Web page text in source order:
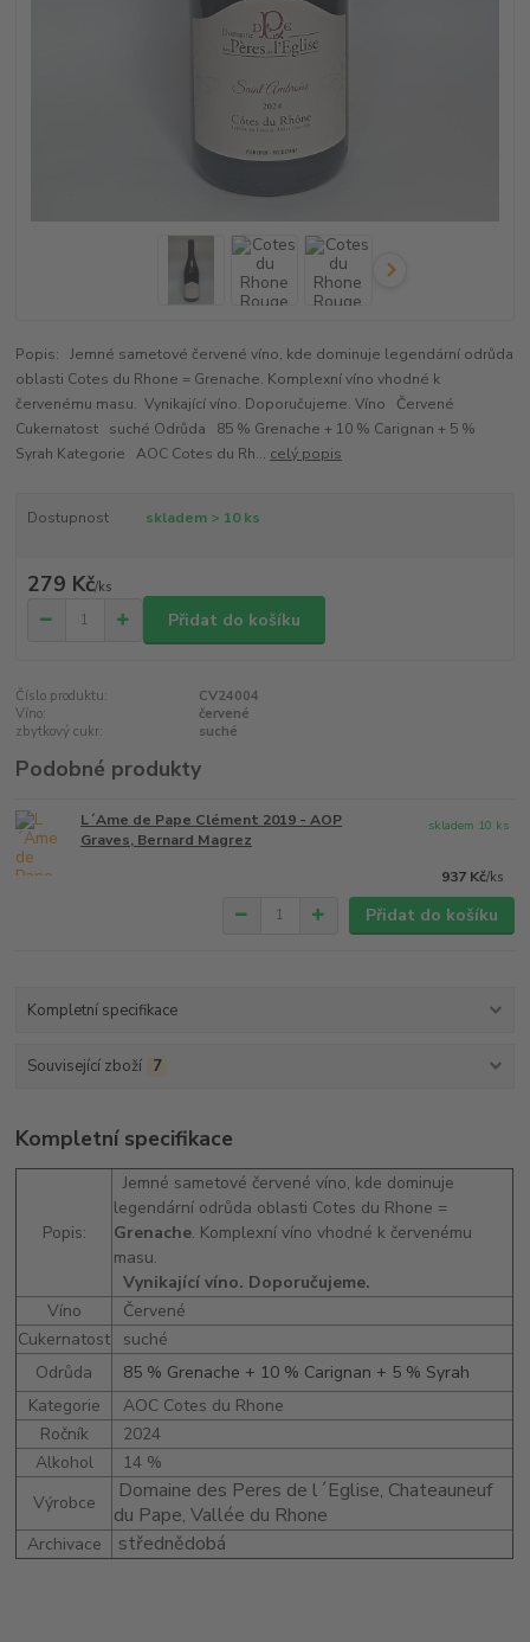
Popis: Jemné sametové červené víno, kde dominuje legendární odrůda
oblasti Cotes du Rhone = Grenache. Komplexní víno vhodné k
červenému masu. Vynikající víno. Doporučujeme. Víno Červené
Cukernatost suché Odrůda 85 % Grenache + 10 % Carignan + 5 %
Syrah Kategorie AOC Cotes du Rh... celý popis
Dostupnost skladem > 10 ks
279 Kč/ks
Přidat do košíku
Číslo produktu:
CV24004
Víno:
červené
zbytkový cukr:
suché
Podobné produkty
L´Ame de Pape Clément 2019 - AOP
Graves, Bernard Magrez
937 Kč/ks
skladem 10 ks
Přidat do košíku
Kompletní specifikace
Související zboží 7
Kompletní specifikace
Popis:
Jemné sametové červené víno, kde dominuje
legendární odrůda oblasti Cotes du Rhone =
Grenache. Komplexní víno vhodné k červenému
masu.
Vynikající víno. Doporučujeme.
Víno
Červené
Cukernatost
suché
Odrůda
85 % Grenache + 10 % Carignan + 5 % Syrah
Kategorie
AOC Cotes du Rhone
Ročník
2024
Alkohol
14 %
Výrobce
Domaine des Peres de l´Eglise, Chateauneuf
du Pape, Vallée du Rhone
Archivace střednědobá